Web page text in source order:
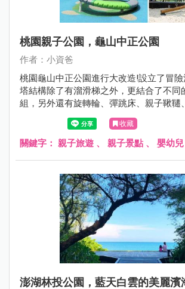
桃園親子公園，龜山中正公園
作者：小資爸
桃園龜山中正公園進行大改造!設立了冒
塔結構除了有溜滑梯之外，更結合了不同
組，另外還有旋轉輪、彈跳床、親子鞦韆
具一旁的沙坑也有沙桌水道的設立，變得
了!現在就跟著小資爸一起來看看改造後的
收藏
關鍵字： 親子旅遊 、 親子景點 、 嬰幼兒
澎湖林投公園，藍天白雲的美麗濱